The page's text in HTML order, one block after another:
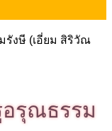
งษี (เอี่ยม สิริวัณ
รุณธรรม